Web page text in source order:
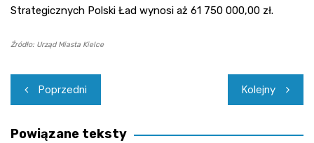
Strategicznych Polski Ład wynosi aż 61 750 000,00 zł.
Źródło: Urząd Miasta Kielce
Nawigacja
wpisu
Poprzedni Kolejny
Powiązane teksty